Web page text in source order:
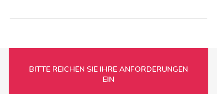
BITTE REICHEN SIE IHRE ANFORDERUNGEN
EIN